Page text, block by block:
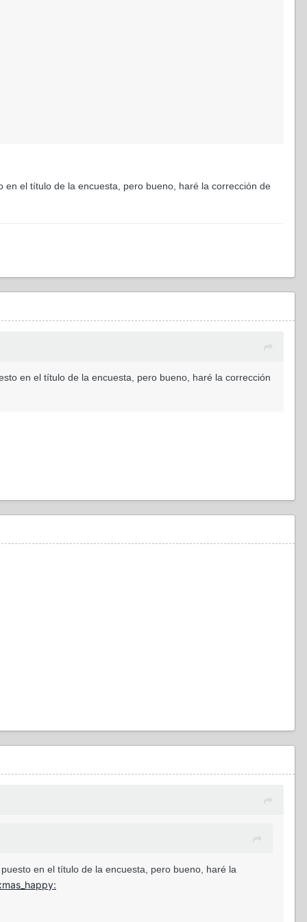
el título de la encuesta, pero bueno, haré la corrección de
en el título de la encuesta, pero bueno, haré la corrección
en el título de la encuesta, pero bueno, haré la